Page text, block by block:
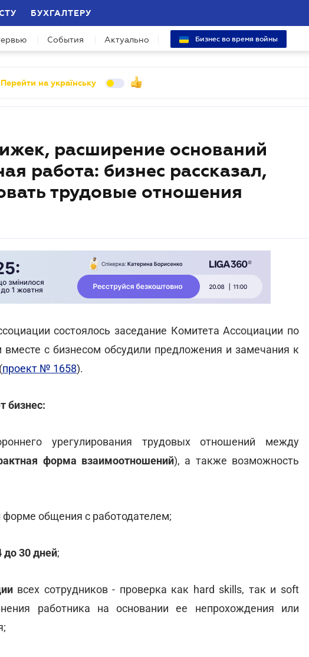
БУХГАЛТЕРУ
События Актуально Бизнес во время войны
Перейти на українську
расширение оснований
работа: бизнес рассказал,
трудовые отношения
состоялось заседание Комитета Ассоциации по
с бизнесом обсудили предложения и замечания к
проект № 1658).
бизнес:
урегулирования трудовых отношений между
форма взаимоотношений), а также возможность
общения с работодателем;
до 30 дней;
всех сотрудников - проверка как hard skills, так и soft
работника на основании ее непрохождения или